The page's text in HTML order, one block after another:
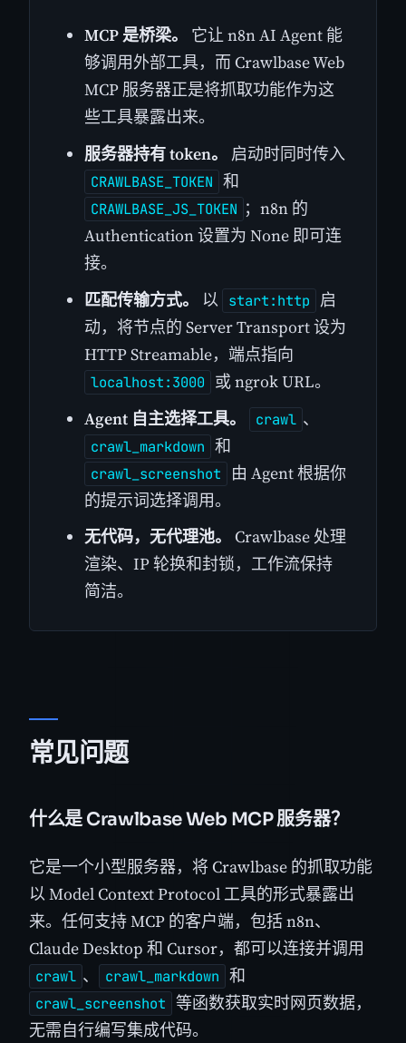
MCP 是桥梁。
它让 n8n AI Agent 能
够调用外部工具，而 Crawlbase Web
MCP 服务器正是将抓取功能作为这
些工具暴露出来。
服务器持有 token。
启动时同时传入
CRAWLBASE_TOKEN 和
CRAWLBASE_JS_TOKEN ；n8n 的
Authentication 设置为 None 即可连
接。
匹配传输方式。
以 start:http
启
动，将节点的 Server Transport 设为
HTTP Streamable，端点指向
localhost:3000
或 ngrok URL。
Agent 自主选择工具。
crawl 、
crawl_markdown 和
crawl_screenshot
由 Agent 根据你
的提示词选择调用。
无代码，无代理池。
Crawlbase 处理
渲染、IP 轮换和封锁，工作流保持
简洁。
常见问题
什么是 Crawlbase Web MCP 服务器？
它是一个小型服务器，将 Crawlbase 的抓取功能
以 Model Context Protocol 工具的形式暴露出
来。任何支持 MCP 的客户端，包括 n8n、
Claude Desktop 和 Cursor，都可以连接并调用
crawl 、 crawl_markdown 和
crawl_screenshot 等函数获取实时网页数据，
无需自行编写集成代码。